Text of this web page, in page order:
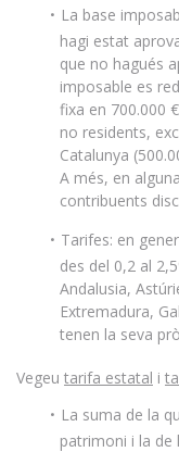
La base
hagi estat
que no hagués
imposable es
fixa en 700.000
no residents,
Catalunya
A més, en
contribuents
Tarifes: en
des del 0,2 al
Andalusia,
Extremadura,
tenen la seva
Vegeu tarifa estatal i
La suma de la
patrimoni i la de